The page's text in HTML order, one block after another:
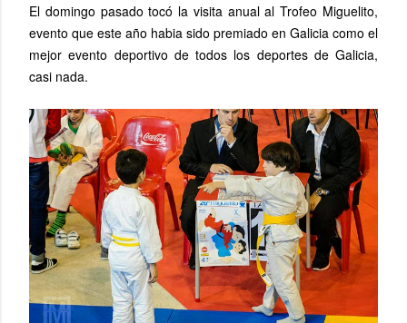
El domingo pasado tocó la visita anual al Trofeo Miguelito,
evento que este año habia sido premiado en Galicia como el
mejor evento deportivo de todos los deportes de Galicia,
casi nada.